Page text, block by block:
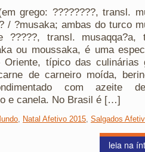
grego: ????????, transl.
/ ?musaka; ambas do turco
transl. musaqqa?a,
ou moussaka, é uma
Oriente, típico das culinárias
de carneiro moída,
com azeite
e canela. No Brasil é […]
, Natal Afetivo 2015, Salgados
leia na